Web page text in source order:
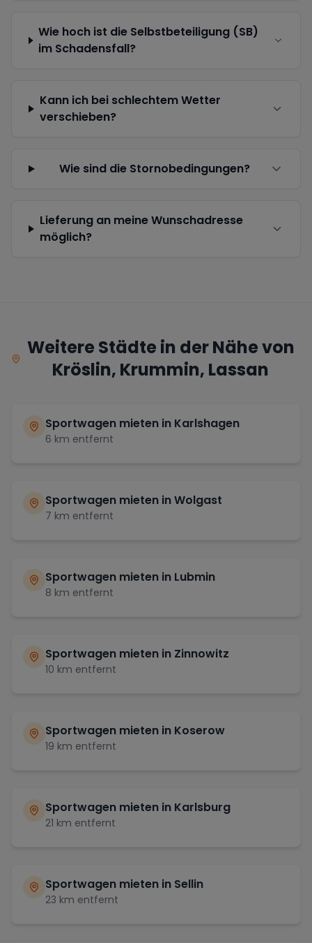
Wie hoch ist die Selbstbeteiligung (SB)
im Schadensfall?
Kann ich bei schlechtem Wetter
verschieben?
Wie sind die Stornobedingungen?
Lieferung an meine Wunschadresse
möglich?
Weitere Städte in der Nähe von
Kröslin, Krummin, Lassan
Sportwagen mieten in Karlshagen
6 km entfernt
Sportwagen mieten inWolgast
7 km entfernt
Sportwagen mieten in Lubmin
8 km entfernt
Sportwagen mieten in Zinnowitz
10 km entfernt
Sportwagen mieten in Koserow
19 km entfernt
Sportwagen mieten in Karlsburg
21 km entfernt
Sportwagen mieten in Sellin
23 km entfernt